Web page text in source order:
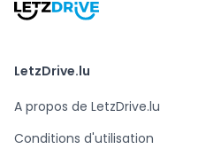
LetzDrive.lu
A propos de LetzDrive.lu
Conditions d'utilisation